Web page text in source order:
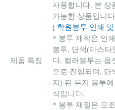
제품 특징
사용합니다. 본 상
가능한 상품입니
[ 학원봉투 인쇄
* 봉투 제작은 인
봉투, 단색(마스타
다. 컬러봉투는 옵
으로 진행되며, 단
지) 된 무지 봉투
식입니다.
* 봉투 재질은 모